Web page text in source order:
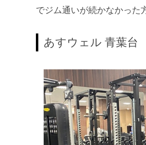
でジム通いが続かなかった
あすウェル 青葉台